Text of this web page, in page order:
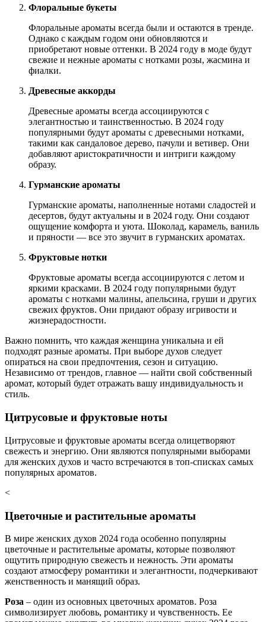
Флоральные букеты
Флоральные ароматы всегда были и остаются в тренде.
Однако с каждым годом они обновляются и
приобретают новые оттенки. В 2024 году в моде будут
свежие и нежные ароматы с нотками розы, жасмина и
фиалки.
Древесные аккорды
Древесные ароматы всегда ассоциируются с
элегантностью и таинственностью. В 2024 году
популярными будут ароматы с древесными нотками,
такими как сандаловое дерево, пачули и ветивер. Они
добавляют аристократичности и интриги каждому
образу.
Гурманские ароматы
Гурманские ароматы, наполненные нотами сладостей и
десертов, будут актуальны и в 2024 году. Они создают
ощущение комфорта и уюта. Шоколад, карамель, ваниль
и пряности — все это звучит в гурманских ароматах.
Фруктовые нотки
Фруктовые ароматы всегда ассоциируются с летом и
яркими красками. В 2024 году популярными будут
ароматы с нотками малины, апельсина, груши и других
свежих фруктов. Они придают образу игривости и
жизнерадостности.
Важно помнить, что каждая женщина уникальна и ей
подходят разные ароматы. При выборе духов следует
опираться на свои предпочтения, сезон и ситуацию.
Независимо от трендов, главное — найти свой собственный
аромат, который будет отражать вашу индивидуальность и
стиль.
Цитрусовые и фруктовые ноты
Цитрусовые и фруктовые ароматы всегда олицетворяют
свежесть и энергию. Они являются популярными выборами
для женских духов и часто встречаются в топ-списках самых
популярных ароматов.
<
Цветочные и растительные ароматы
В мире женских духов 2024 года особенно популярны
цветочные и растительные ароматы, которые позволяют
ощутить природную свежесть и нежность. Эти ароматы
создают атмосферу романтики и элегантности, подчеркивают
женственность и манящий образ.
Роза – один из основных цветочных ароматов. Роза
символизирует любовь, романтику и чувственность. Ее